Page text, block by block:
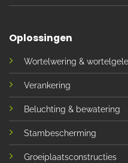
Oplossingen
Wortelwering &
Verankering
Beluchting & bewatering
Stambescherming
Groeiplaatsconstructies